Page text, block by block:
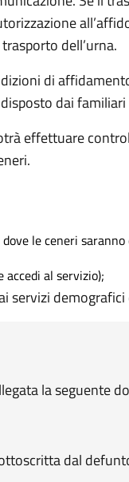
dell’urna.
di
dai
effettuare
le ceneri
al servizio);
servizi demografici
la seguente
dal